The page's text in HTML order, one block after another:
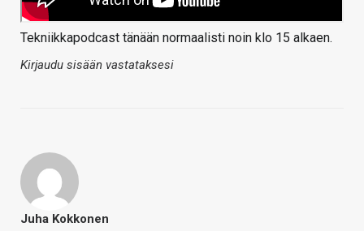
Tekniikkapodcast tänään normaalisti noin klo 15 alkaen.
Kirjaudu sisään vastataksesi
Juha Kokkonen